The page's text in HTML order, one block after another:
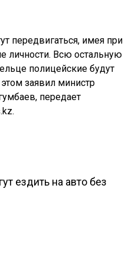
передвигаться, имея при
личности. Всю остальную
полицейские будут
заявил министр
передает
ездить на авто без